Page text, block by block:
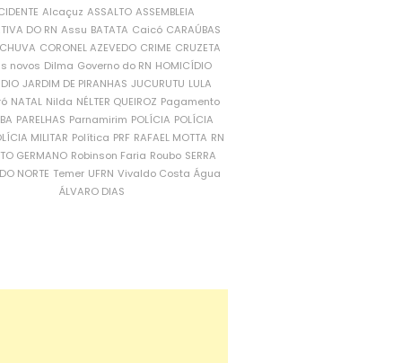
Alcaçuz ASSALTO ASSEMBLEIA
DO RN Assu BATATA Caicó CARAÚBAS
CORONEL AZEVEDO CRIME CRUZETA
novos Dilma Governo do RN HOMICÍDIO
JARDIM DE PIRANHAS JUCURUTU LULA
NATAL Nilda NÉLTER QUEIROZ Pagamento
PARELHAS Parnamirim POLÍCIA POLÍCIA
MILITAR Política PRF RAFAEL MOTTA RN
GERMANO Robinson Faria Roubo SERRA
NORTE Temer UFRN Vivaldo Costa Água
ÁLVARO DIAS